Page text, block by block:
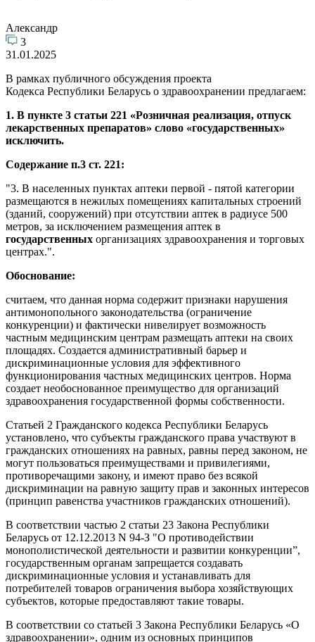
Александр
3
31.01.2025
В рамках публичного обсуждения проекта
Кодекса Республики Беларусь о здравоохранении предлагаем:
1. В пункте 3 статьи 221 «Розничная реализация, отпуск
лекарственных препаратов» слово «государственных»
исключить.
Содержание п.3 ст. 221:
"3. В населенных пунктах аптеки первой - пятой категории
размещаются в нежилых помещениях капитальных строений
(зданий, сооружений) при отсутствии аптек в радиусе 500
метров, за исключением размещения аптек в
государственных организациях здравоохранения и торговых
центрах.".
Обоснование:
cчитаем, что данная норма содержит признаки нарушения
антимонопольного законодательства (ограничение
конкуренции) и фактически нивелирует возможность
частным медицинским центрам размещать аптеки на своих
площадях. Создается административный барьер и
дискриминационные условия для эффективного
функционирования частных медицинских центров. Норма
создает необоснованное преимущество для организаций
здравоохранения государственной формы собственности.
Статьей 2 Гражданского кодекса Республики Беларусь
установлено, что субъекты гражданского права участвуют в
гражданских отношениях на равных, равны перед законом, не
могут пользоваться преимуществами и привилегиями,
противоречащими закону, и имеют право без всякой
дискриминации на равную защиту прав и законных интересов
(принцип равенства участников гражданских отношений).
В соответствии частью 2 статьи 23 Закона Республики
Беларусь от 12.12.2013 N 94-З "О противодействии
монополистической деятельности и развитии конкуренции”,
государственным органам запрещается создавать
дискриминационные условия и устанавливать для
потребителей товаров ограничения выбора хозяйствующих
субъектов, которые предоставляют такие товары.
В соответствии со статьей 3 Закона Республики Беларусь «О
здравоохранении», одним из основных принципов